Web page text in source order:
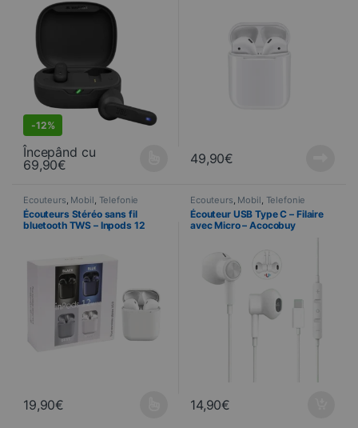
-12%
Începând cu
69,90€
Ce produit a plusieurs variations. Les options peuvent être
49,90€
Écouteurs Mobil Telefonie
Écouteurs Stéréo sans fil
bluetooth TWS – Inpods 12
19,90€
Ce produit a plusieurs variations. Les options peuvent être
Écouteurs Mobil Telefonie
Écouteur USB Type C – Filaire
avec Micro – Acocobuy
14,90€